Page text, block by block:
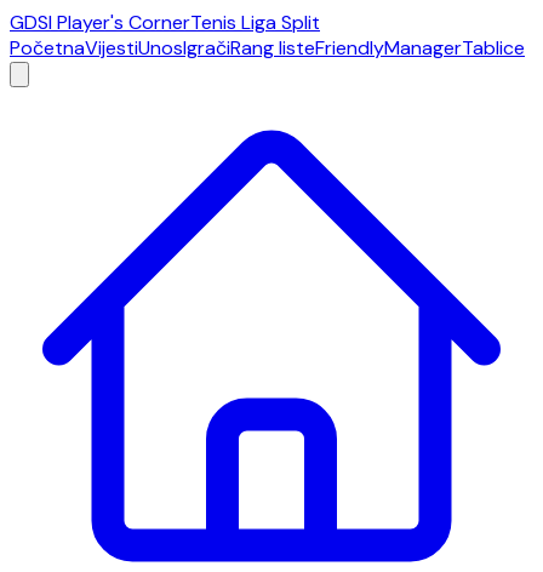
GDSI Player's CornerTenis Liga Split
PočetnaVijestiUnosIgračiRang listeFriendlyManagerTablice